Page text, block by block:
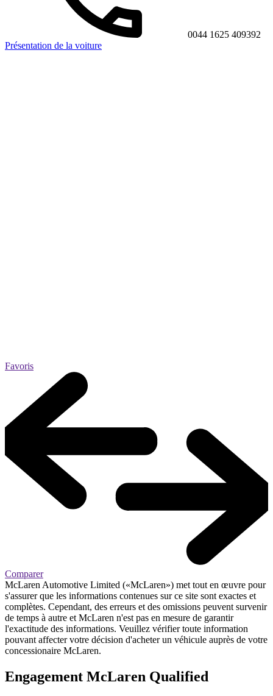
0044 1625 409392
Présentation de la voiture
Favoris
Comparer
McLaren Automotive Limited («McLaren») met tout en œuvre pour
s'assurer que les informations contenues sur ce site sont exactes et
complètes. Cependant, des erreurs et des omissions peuvent survenir
de temps à autre et McLaren n'est pas en mesure de garantir
l'exactitude des informations. Veuillez vérifier toute information
pouvant affecter votre décision d'acheter un véhicule auprès de votre
concessionaire McLaren.
Engagement McLaren Qualified